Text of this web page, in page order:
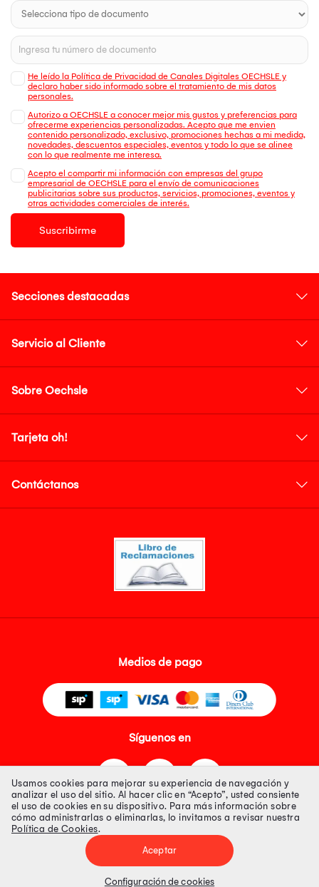
He leído la Política de Privacidad de Canales Digitales OECHSLE y
declaro haber sido informado sobre el tratamiento de mis datos
personales.
Autorizo a OECHSLE a conocer mejor mis gustos y preferencias para
ofrecerme experiencias personalizadas. Acepto que me envien
contenido personalizado, exclusivo, promociones hechas a mi medida,
novedades, descuentos especiales, eventos y todo lo que se alinee
con lo que realmente me interesa.
Acepto el compartir mi información con empresas del grupo
empresarial de OECHSLE para el envío de comunicaciones
publicitarias sobre sus productos, servicios, promociones, eventos y
otras actividades comerciales de interés.
Suscribirme
Secciones destacadas
Servicio al Cliente
Sobre Oechsle
Tarjeta oh!
Contáctanos
Medios de pago
Síguenos en
Tienda 100% Segura
Tiendas Peruanas S.A. R.U.C. Nº 20493020618. Todos los derechos
Usamos cookies para mejorar su experiencia de navegación y
analizar el uso del sitio. Al hacer clic en “Acepto”, usted consiente
el uso de cookies en su dispositivo. Para más información sobre
cómo administrarlas o eliminarlas, lo invitamos a revisar nuestra
Política de Cookies.
Aceptar
Configuración de cookies